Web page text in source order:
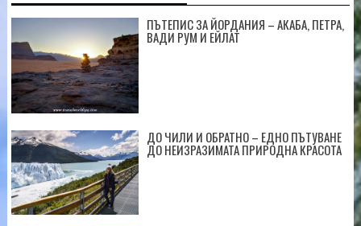
ПЪТЕПИС ЗА ЙОРДАНИЯ – АКАБА, ПЕТРА,
ВАДИ РУМ И ЕЙЛАТ
ДО ЧИЛИ И ОБРАТНО – ЕДНО ПЪТУВАНЕ
ДО НЕИЗРАЗИМАТА ПРИРОДНА КРАСОТА